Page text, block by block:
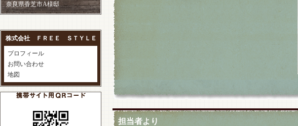
担当者より
奈良県香芝市A様邸
株式会社 ＦＲＥＥ ＳＴＹＬＥ
プロフィール
お問い合わせ
地図